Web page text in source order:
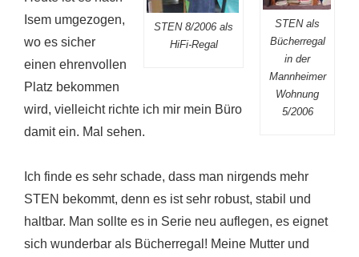
STEN als
Bücherregal
in der
Mannheimer
Wohnung
5/2006
STEN 8/2006 als
HiFi-Regal
Isem umgezogen,
wo es sicher
einen ehrenvollen
Platz bekommen
wird, vielleicht richte ich mir mein Büro
damit ein. Mal sehen.
Ich finde es sehr schade, dass man nirgends mehr
STEN bekommt, denn es ist sehr robust, stabil und
haltbar. Man sollte es in Serie neu auflegen, es eignet
sich wunderbar als Bücherregal! Meine Mutter und